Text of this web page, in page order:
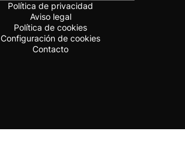
Política de privacidad
Aviso legal
Política de cookies
Configuración de cookies
Contacto